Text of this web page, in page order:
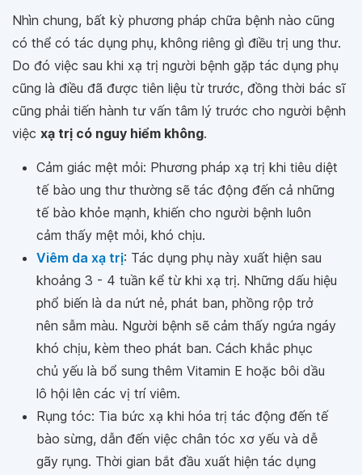
Nhìn chung, bất kỳ phương pháp chữa bệnh nào cũng
có thể có tác dụng phụ, không riêng gì điều trị ung thư.
Do đó việc sau khi xạ trị người bệnh gặp tác dụng phụ
cũng là điều đã được tiên liệu từ trước, đồng thời bác sĩ
cũng phải tiến hành tư vấn tâm lý trước cho người bệnh
việc xạ trị có nguy hiểm không.
Cảm giác mệt mỏi: Phương pháp xạ trị khi tiêu diệt
tế bào ung thư thường sẽ tác động đến cả những
tế bào khỏe mạnh, khiến cho người bệnh luôn
cảm thấy mệt mỏi, khó chịu.
Viêm da xạ trị: Tác dụng phụ này xuất hiện sau
khoảng 3 - 4 tuần kể từ khi xạ trị. Những dấu hiệu
phổ biến là da nứt nẻ, phát ban, phồng rộp trở
nên sẫm màu. Người bệnh sẽ cảm thấy ngứa ngáy
khó chịu, kèm theo phát ban. Cách khắc phục
chủ yếu là bổ sung thêm Vitamin E hoặc bôi dầu
lô hội lên các vị trí viêm.
Rụng tóc: Tia bức xạ khi hóa trị tác động đến tế
bào sừng, dẫn đến việc chân tóc xơ yếu và dễ
gãy rụng. Thời gian bắt đầu xuất hiện tác dụng